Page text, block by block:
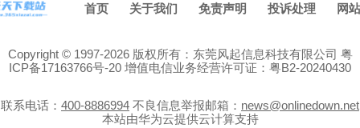
首页 关于我们 免责声明 投诉处理 网
Copyright © 1997-2026 版权所有：东莞风起信息科技有限公司 粤
ICP备17163766号-20 增值电信业务经营许可证：粤B2-20240430
联系电话： 400-8886994 不良信息举报邮箱： news@onlinedown.net
本站由华为云提供云计算支持